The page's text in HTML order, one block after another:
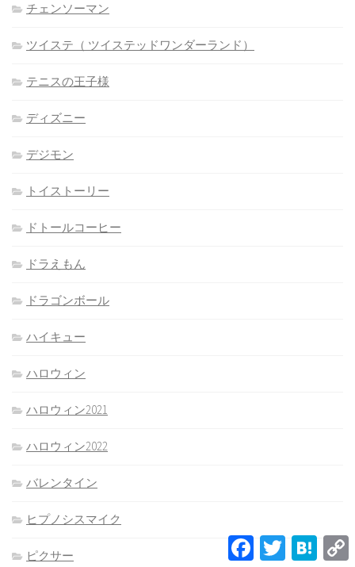
チェンソーマン
ツイステ（ ツイステッドワンダーランド）
テニスの王子様
ディズニー
デジモン
トイストーリー
ドトールコーヒー
ドラえもん
ドラゴンボール
ハイキュー
ハロウィン
ハロウィン2021
ハロウィン2022
バレンタイン
ヒプノシスマイク
ピクサー
FacebookTwitter Hatena